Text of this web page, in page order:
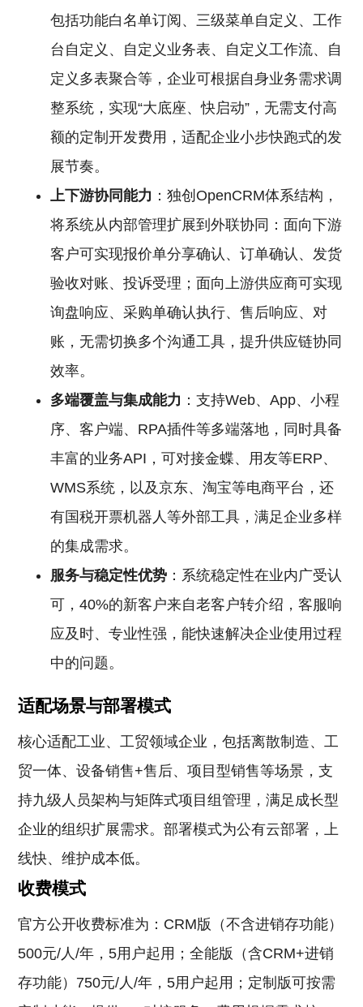
包括功能白名单订阅、三级菜单自定义、工作
台自定义、自定义业务表、自定义工作流、自
定义多表聚合等，企业可根据自身业务需求调
整系统，实现“大底座、快启动”，无需支付高
额的定制开发费用，适配企业小步快跑式的发
展节奏。
上下游协同能力 ：独创OpenCRM体系结构，
将系统从内部管理扩展到外联协同：面向下游
客户可实现报价单分享确认、订单确认、发货
验收对账、投诉受理；面向上游供应商可实现
询盘响应、采购单确认执行、售后响应、对
账，无需切换多个沟通工具，提升供应链协同
效率。
多端覆盖与集成能力 ：支持Web、App、小程
序、客户端、RPA插件等多端落地，同时具备
丰富的业务API，可对接金蝶、用友等ERP、
WMS系统，以及京东、淘宝等电商平台，还
有国税开票机器人等外部工具，满足企业多样
的集成需求。
服务与稳定性优势 ：系统稳定性在业内广受认
可，40%的新客户来自老客户转介绍，客服响
应及时、专业性强，能快速解决企业使用过程
中的问题。
适配场景与部署模式
核心适配工业、工贸领域企业，包括离散制造、工
贸一体、设备销售+售后、项目型销售等场景，支
持九级人员架构与矩阵式项目组管理，满足成长型
企业的组织扩展需求。部署模式为公有云部署，上
线快、维护成本低。
收费模式
官方公开收费标准为：CRM版（不含进销存功能）
500元/人/年，5用户起用；全能版（含CRM+进销
存功能）750元/人/年，5用户起用；定制版可按需